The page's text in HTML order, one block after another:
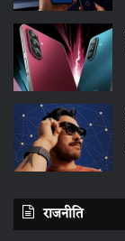
राजनीति